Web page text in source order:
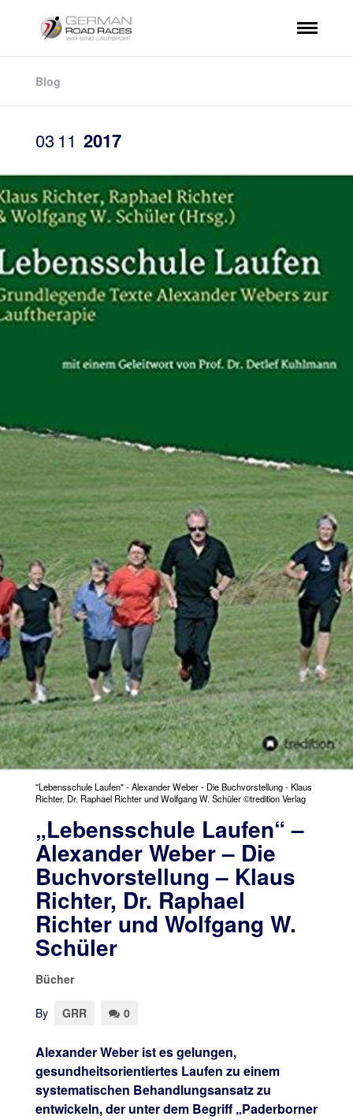
Blog
03 11 2017
"Lebensschule Laufen" - Alexander Weber - Die Buchvorstellung - Klaus
Richter, Dr. Raphael Richter und Wolfgang W. Schüler ©tredition Verlag
„Lebensschule Laufen“ –
Alexander Weber – Die
Buchvorstellung – Klaus
Richter, Dr. Raphael
Richter und Wolfgang W.
Schüler
Bücher
By GRR 0
Alexander Weber ist es gelungen,
gesundheitsorientiertes Laufen zu einem
systematischen Behandlungsansatz zu
entwickeln, der unter dem Begriff „Paderborner